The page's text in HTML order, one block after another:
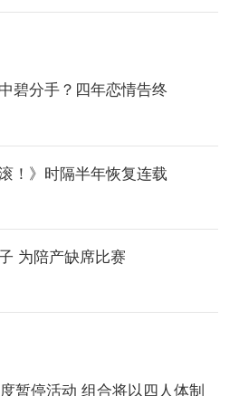
碧分手？四年恋情告终
！》时隔半年恢复连载
为陪产缺席比赛
暂停活动 组合将以四人体制